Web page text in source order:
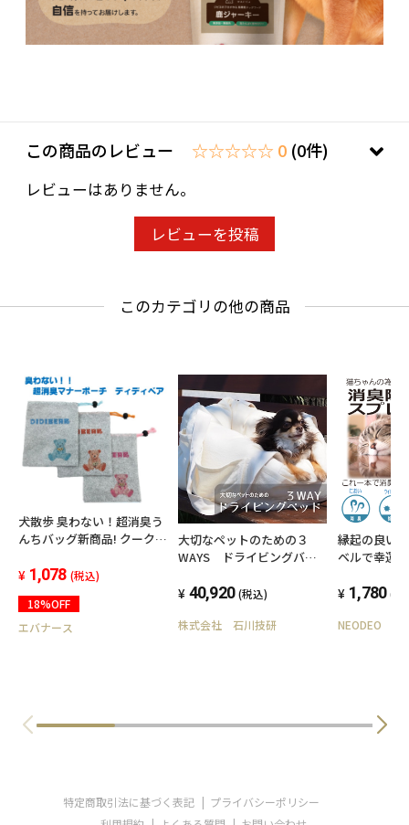
この商品のレビュー ☆☆☆☆☆ 0 (0件)
レビューはありません。
レビューを投稿
このカテゴリの他の商品
犬散歩 臭わない！超消臭う
んちバッグ新商品! クークチ
1,078 (税込)
18%OFF
エバナース
大切なペットのための３
WAYS ドライビングバッ
40,920 (税込)
株式会社 石川技研
縁起の良い
ベルで幸運
用 300㎖ ペット ノミダニ対
1,780 (税
NEODEO
特定商取引法に基づく表記
プライバシーポリシー